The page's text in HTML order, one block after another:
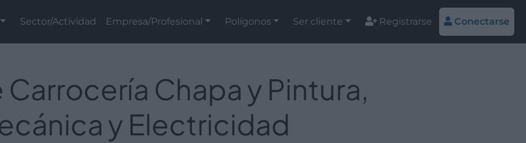
Sector/Actividad Empresa/Profesional Polígonos Ser cliente Registrarse Conectarse
Carrocería Chapa y Pintura,
y Electricidad